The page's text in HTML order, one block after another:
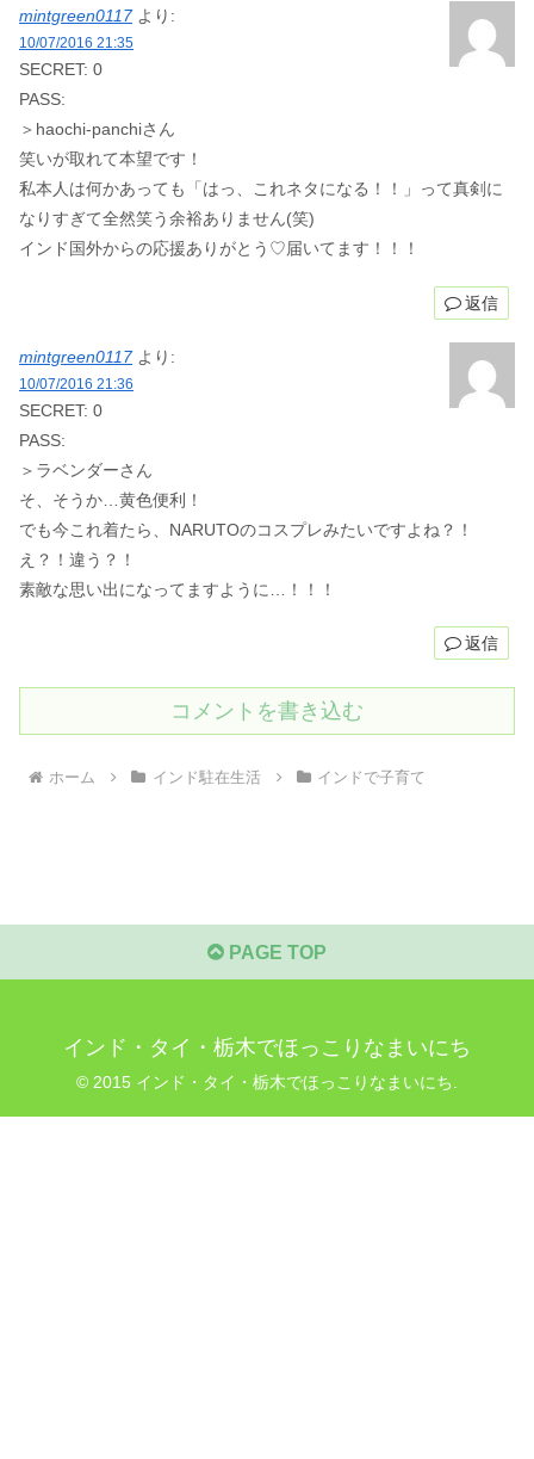
mintgreen0117 より:
10/07/2016 21:35
SECRET: 0
PASS:
＞haochi-panchiさん
笑いが取れて本望です！
私本人は何かあっても「はっ、これネタになる！！」って真剣に
なりすぎて全然笑う余裕ありません(笑)
インド国外からの応援ありがとう♡届いてます！！！
返信
mintgreen0117 より:
10/07/2016 21:36
SECRET: 0
PASS:
＞ラベンダーさん
そ、そうか…黄色便利！
でも今これ着たら、NARUTOのコスプレみたいですよね？！
え？！違う？！
素敵な思い出になってますように…！！！
返信
コメントを書き込む
ホーム インド駐在生活 インドで子育て
PAGE TOP
インド・タイ・栃木でほっこりなまいにち
© 2015 インド・タイ・栃木でほっこりなまいにち.